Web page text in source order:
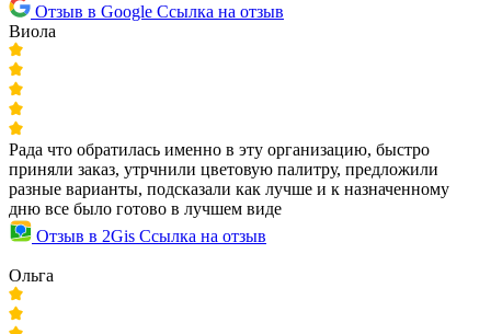
Отзыв в Google Ссылка на отзыв
Виола
Рада что обратилась именно в эту организацию, быстро
приняли заказ, утрчнили цветовую палитру, предложили
разные варианты, подсказали как лучше и к назначенному
дню все было готово в лучшем виде
Отзыв в 2Gis Ссылка на отзыв
Ольга